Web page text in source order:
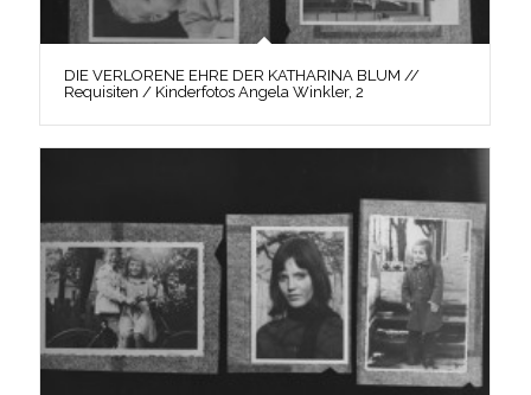
DIE VERLORENE EHRE DER KATHARINA BLUM //
Requisiten / Kinderfotos Angela Winkler, 2